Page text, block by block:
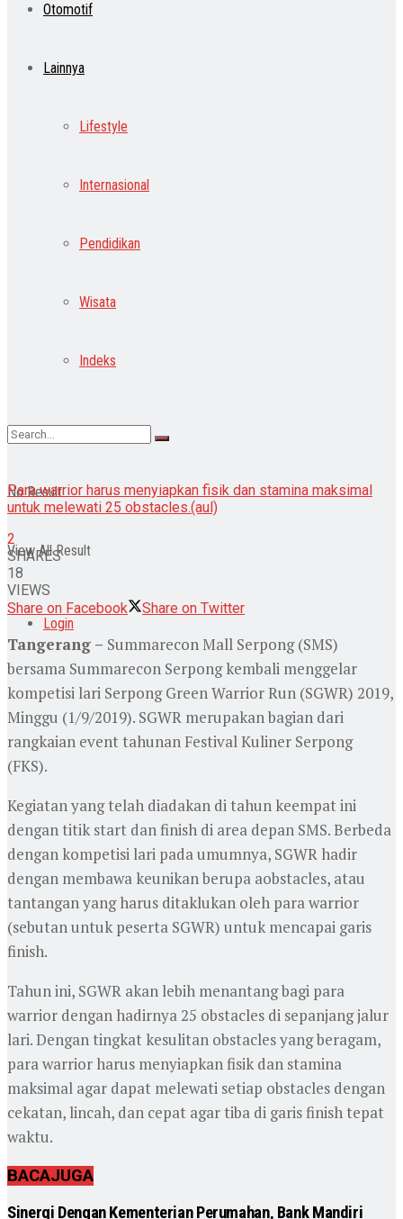
Otomotif
Lainnya
Lifestyle
Internasional
Pendidikan
Wisata
Indeks
No Result
View All Result
Login
Para warrior harus menyiapkan fisik dan stamina maksimal
untuk melewati 25 obstacles.(aul)
2
SHARES
18
VIEWS
Share on Facebook
Share on Twitter
Tangerang – Summarecon Mall Serpong (SMS)
bersama Summarecon Serpong kembali menggelar
kompetisi lari Serpong Green Warrior Run (SGWR) 2019,
Minggu (1/9/2019). SGWR merupakan bagian dari
rangkaian event tahunan Festival Kuliner Serpong
(FKS).
Kegiatan yang telah diadakan di tahun keempat ini
dengan titik start dan finish di area depan SMS. Berbeda
dengan kompetisi lari pada umumnya, SGWR hadir
dengan membawa keunikan berupa aobstacles, atau
tantangan yang harus ditaklukan oleh para warrior
(sebutan untuk peserta SGWR) untuk mencapai garis
finish.
Tahun ini, SGWR akan lebih menantang bagi para
warrior dengan hadirnya 25 obstacles di sepanjang jalur
lari. Dengan tingkat kesulitan obstacles yang beragam,
para warrior harus menyiapkan fisik dan stamina
maksimal agar dapat melewati setiap obstacles dengan
cekatan, lincah, dan cepat agar tiba di garis finish tepat
waktu.
BACAJUGA
Sinergi Dengan Kementerian Perumahan, Bank Mandiri